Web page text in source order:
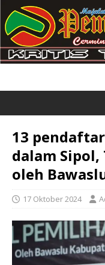
13
dalam
oleh
17 Oktober 2024